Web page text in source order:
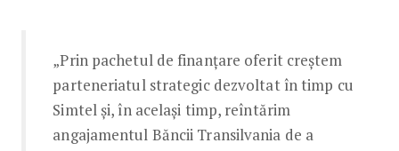
„Prin pachetul de finanțare oferit creștem
parteneriatul strategic dezvoltat în timp cu
Simtel și, în același timp, reîntărim
angajamentul Băncii Transilvania de a